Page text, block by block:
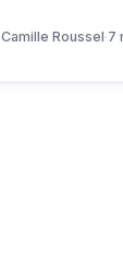
Camille Roussel·7